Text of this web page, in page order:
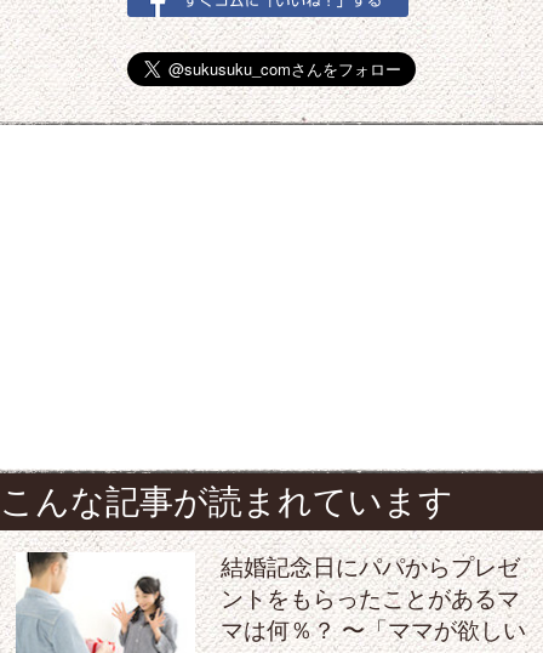
こんな記事が読まれています
結婚記念日にパパからプレゼ
ントをもらったことがあるマ
マは何％？ 〜「ママが欲しい